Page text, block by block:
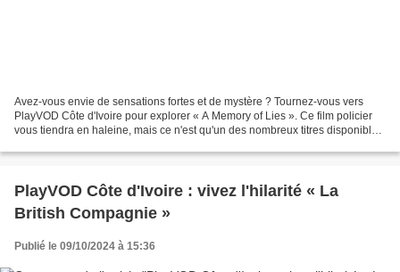
Avez-vous envie de sensations fortes et de mystère ? Tournez-vous vers
PlayVOD Côte d'Ivoire pour explorer « A Memory of Lies ». Ce film policier
vous tiendra en haleine, mais ce n'est qu'un des nombreux titres disponibles
PlayVOD Côte d'Ivoire : vivez l'hilarité « La
British Compagnie »
Publié le 09/10/2024 à 15:36